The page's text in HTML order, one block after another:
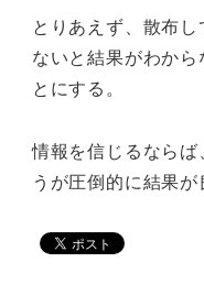
とりあえず、散布
ないと結果がわか
とにする。
情報を信じるなら
うが圧倒的に結果が